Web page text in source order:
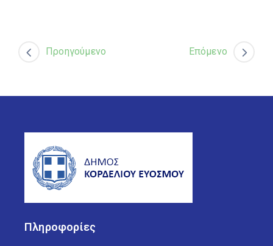
Προηγούμενο Επόμενο
Πληροφορίες